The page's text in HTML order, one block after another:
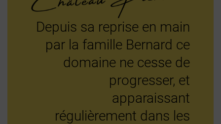
Depuis sa reprise en main
par la famille Bernard ce
domaine ne cesse de
progresser, et
apparaissant
régulièrement dans les